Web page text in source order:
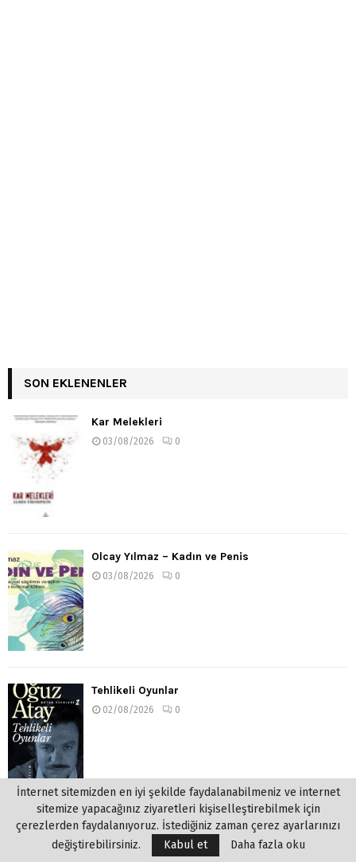
SON EKLENENLER
Kar Melekleri
03/08/2026 0
Olcay Yılmaz – Kadın ve Penis
03/08/2026 0
Tehlikeli Oyunlar
02/08/2026 0
Çocuk Eğitiminde Pozitif İletişim
02/08/2026 0
İnternet sitemizden en iyi şekilde faydalanabilmeniz ve internet
sitemize yapacağınız ziyaretleri kişiselleştirebilmek için
çerezlerden faydalanıyoruz. İstediğiniz zaman çerez ayarlarınızı
değiştirebilirsiniz.
Kabul et Daha fazla oku